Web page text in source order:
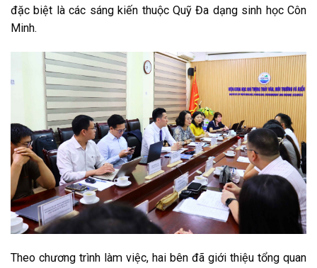
đặc biệt là các sáng kiến thuộc Quỹ Đa dạng sinh học Côn
Minh.
Theo chương trình làm việc, hai bên đã giới thiệu tổng quan